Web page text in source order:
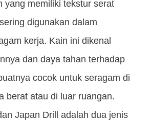
yang memiliki tekstur serat
digunakan dalam
kerja. Kain ini dikenal
dan daya tahan terhadap
cocok untuk seragam di
berat atau di luar ruangan.
Japan Drill adalah dua jenis